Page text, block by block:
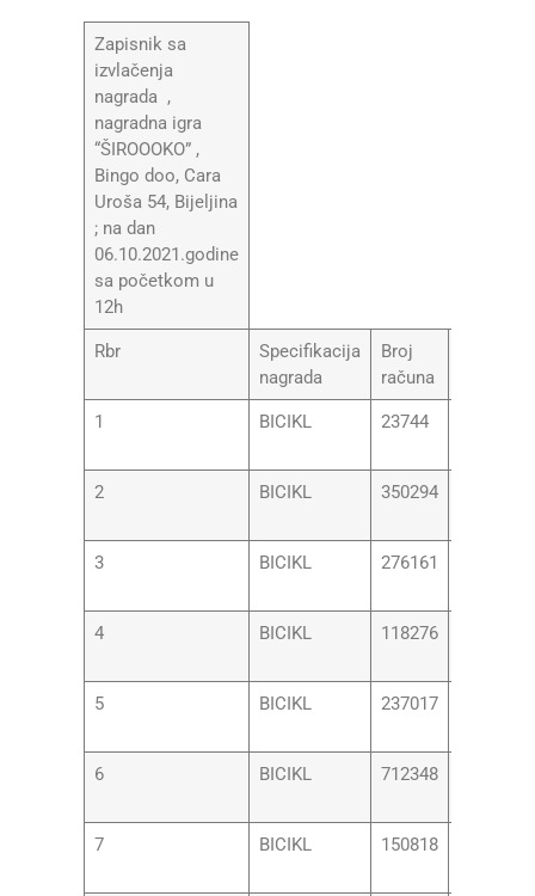
Zapisnik sa
izvlačenja
nagrada ,
nagradna igra
“ŠIROOOKO” ,
Bingo doo, Cara
Uroša 54, Bijeljina
; na dan
06.10.2021.godine
sa početkom u
12h
Rbr
Specifikacija
nagrada
Broj
računa
1 BICIKL 23744
2 BICIKL 350294
3 BICIKL 276161
4 BICIKL 118276
5 BICIKL 237017
6 BICIKL 712348
7 BICIKL 150818